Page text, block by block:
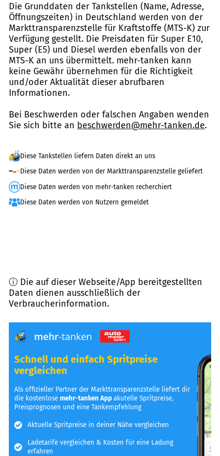
Die Grunddaten der Tankstellen (Name, Adresse,
Öffnungszeiten) in Deutschland werden von der
Markttransparenzstelle für Kraftstoffe (MTS-K) zur
Verfügung gestellt. Die Preisdaten für Super E10,
Super (E5) und Diesel werden ebenfalls von der
MTS-K an uns übermittelt. mehr-tanken kann
keine Gewähr übernehmen für die Richtigkeit
und/oder Aktualität dieser abrufbaren
Informationen.
Bei Beschwerden oder falschen Angaben wenden
Sie sich bitte an beschwerden@mehr-tanken.de.
Diese Tankstellen liefern Daten direkt an uns
Diese Daten werden von der Markttransparenzstelle geliefert
Diese Daten werden von mehr-tanken recherchiert
Diese Daten werden von Nutzern gemeldet
ⓘ Die auf dieser Webseite/App bereitgestellten
Daten dienen ausschließlich der
Verbraucherinformation.
Schnell und einfach Spritpreise
vergleichen
Als offizieller Partner der Markttransparenzstelle liefert dir
die kostenlosemehr-tanken Appakutelle Spritpreise,
Preisprognosen und eine Tankempfehlung
Aktuelle Spritpreise in deiner Nähe vergleichen
Ladetarife vergleichen & Kosten für eine Ladung
erfahren